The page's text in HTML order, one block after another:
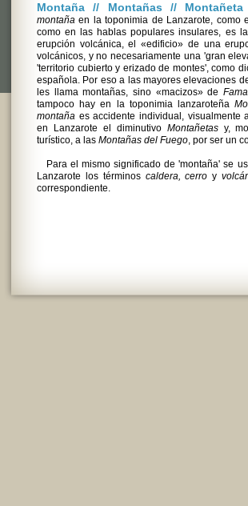
Montaña // Montañas //
montaña en la toponimia de Lanzarote, como
como en las hablas populares insulares, es
erupción volcánica, el «edificio» de una
volcánicos, y no necesariamente una 'gran
'territorio cubierto y erizado de montes', como
española. Por eso a las mayores elevaciones
les llama montañas, sino «macizos» de
tampoco hay en la toponimia lanzaroteña
montaña es accidente individual, visualmente
en Lanzarote el diminutivo Montañetasy,
turístico, a las Montañas del Fuego, por ser un
Para el mismo significado de 'montaña' se
Lanzarote los términos caldera, cerro y
correspondiente.